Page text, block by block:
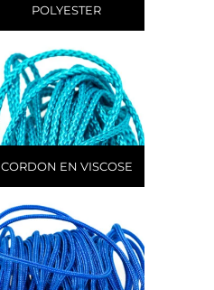
POLYESTER
CORDON EN VISCOSE